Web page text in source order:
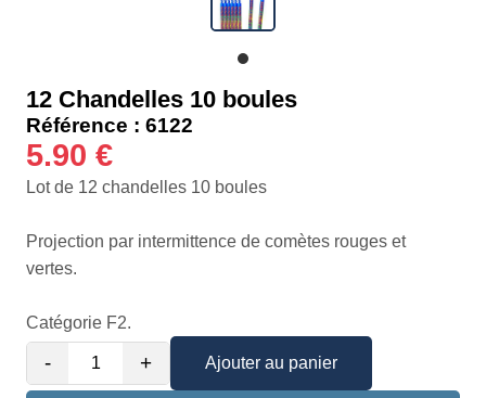
12 Chandelles 10 boules
Référence : 6122
5.90 €
Lot de 12 chandelles 10 boules
Projection par intermittence de comètes rouges et
vertes.
Catégorie F2.
- + Ajouter au panier